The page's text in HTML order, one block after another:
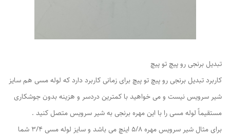
​​​​​​تبدیل برنجی رو پیچ تو پیچ
کاربرد تبدیل برنجی رو پیچ تو پیچ برای زمانی کاربرد دارد که لوله مسی هم سایز
شیر سرویس نیست و می خواهید با کمترین دردسر و هزینه بدون جوشکاری
مستقیماً لوله مسی را با این مهره برنجی به شیر سرویس متصل کنید .
برای مثال شیر سرویس مهره 5/8 اینچ می باشد و سایز لوله مسی 3/4 شما